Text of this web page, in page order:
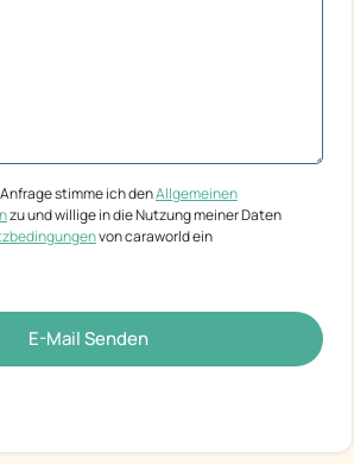
stimme ich denAllgemeinen
zu und willige in die Nutzung meiner Daten
von caraworld ein
E-Mail Senden